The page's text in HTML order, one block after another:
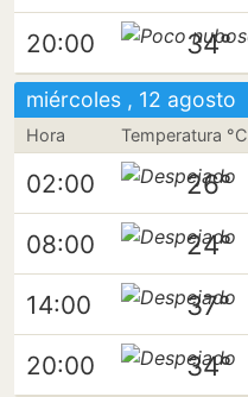
20:00 34°
miércoles , 12 agosto
Hora Temperatura °C
02:00 26°
08:00 24°
14:00 37°
20:00 34°